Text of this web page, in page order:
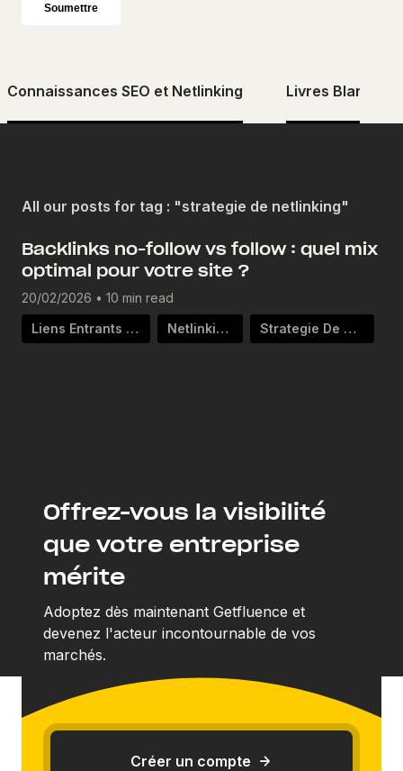
Connaissances SEO et Netlinking Livres Blancs
All our posts for tag : "strategie de netlinking"
Backlinks no-follow vs follow : quel mix
optimal pour votre site ?
20/02/2026 • 10 min read
Liens Entrants Backlinks
Netlinking Seo Strategie De Netlinking
Offrez-vous la visibilité
que votre entreprise
mérite
Adoptez dès maintenant Getfluence et
devenez l'acteur incontournable de vos
marchés.
Créer un compte